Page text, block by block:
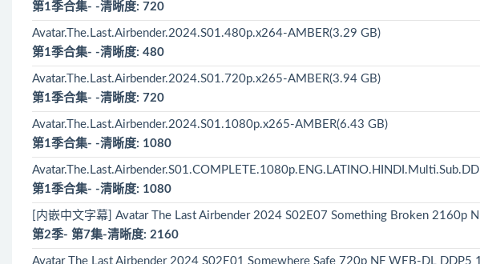
第1季合集- -清晰度: 720
Avatar.The.Last.Airbender.2024.S01.480p.x264-AMBER(3.29 GB)
第1季合集- -清晰度: 480
Avatar.The.Last.Airbender.2024.S01.720p.x265-AMBER(3.94 GB)
第1季合集- -清晰度: 720
Avatar.The.Last.Airbender.2024.S01.1080p.x265-AMBER(6.43 GB)
第1季合集- -清晰度: 1080
第1季合集- -清晰度: 1080
[内嵌中文字幕] Avatar The Last Airbender 2024 S02E07 Something Broken 2160p
第2季- 第7集-清晰度: 2160
Avatar The Last Airbender 2024 S02E01 Somewhere Safe 720p NF WEB-DL